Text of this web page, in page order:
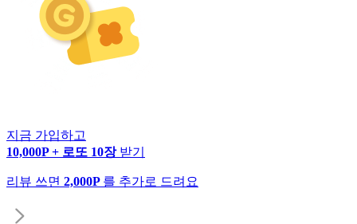
지금 가입하고
10,000P + 로또 10장 받기
리뷰 쓰면 2,000P 를 추가로 드려요